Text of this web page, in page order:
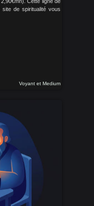
de spiritualité vous
Voyant et Medium